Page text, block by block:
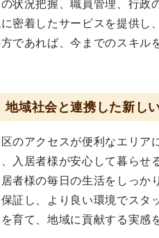
状況把握、職員管理、行政
密着したサービスを提供し
であれば、今までのスキル
地域社会と連携した新し
のアクセスが便利なエリア
入居者様が安心して暮らせ
者様の毎日の生活をしっか
証し、より良い環境でスタ
育て、地域に貢献する実感